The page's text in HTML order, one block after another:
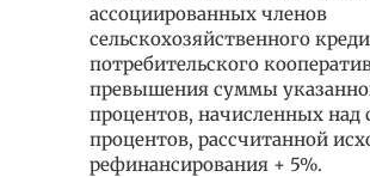
ассоциированных членов
сельскохозяйственного
потребительского
превышения суммы
процентов, начисленных
процентов, рассчитанной
рефинансирования + 5%.